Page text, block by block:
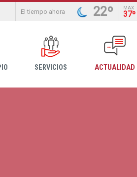
El tiempo ahora 22º MAX
37º
SERVICIOS ACTUALIDAD